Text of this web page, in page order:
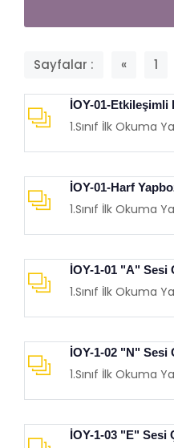
Sayfalar : « 1
İOY-01-Etkileşimli
1.Sınıf İlk Okuma
İOY-01-Harf
1.Sınıf İlk Okuma
İOY-1-01 "A" Sesi
1.Sınıf İlk Okuma
İOY-1-02 "N" Sesi
1.Sınıf İlk Okuma
İOY-1-03 "E" Sesi